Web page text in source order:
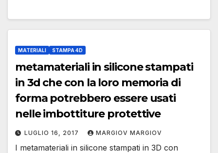
MATERIALI STAMPA 4D
metamateriali in silicone stampati
in 3d che con la loro memoria di
forma potrebbero essere usati
nelle imbottiture protettive
LUGLIO 16, 2017 MARGIOV MARGIOV
I metamateriali in silicone stampati in 3D con